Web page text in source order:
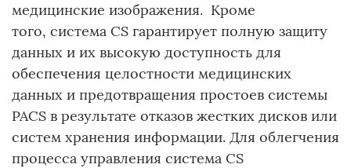
медицинские изображения. Кроме
того, система CS гарантирует полную защиту
данных и их высокую доступность для
обеспечения целостности медицинских
данных и предотвращения простоев системы
PACS в результате отказов жестких дисков или
систем хранения информации. Для облегчения
процесса управления система CS